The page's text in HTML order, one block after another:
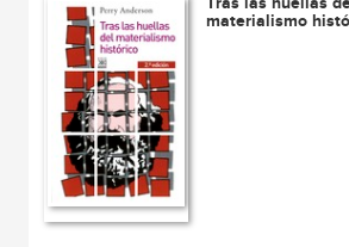
materialismo